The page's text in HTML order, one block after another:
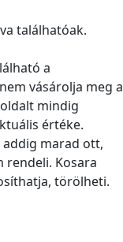
találhatóak.
a
vásárolja meg a
mindig
értéke.
marad ott,
rendeli. Kosara
törölheti.